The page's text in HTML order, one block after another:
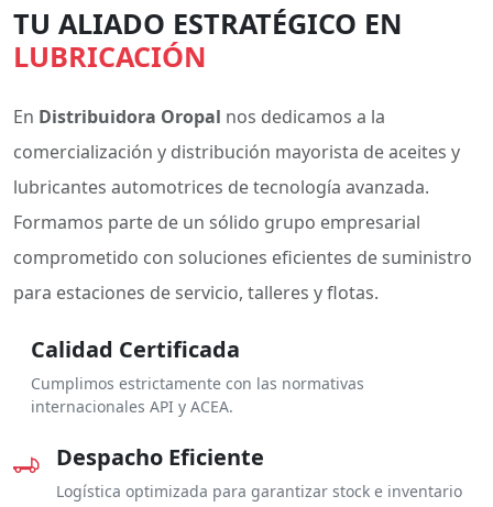
TU ALIADO ESTRATÉGICO EN
LUBRICACIÓN
En Distribuidora Oropal nos dedicamos a la
comercialización y distribución mayorista de aceites y
lubricantes automotrices de tecnología avanzada.
Formamos parte de un sólido grupo empresarial
comprometido con soluciones eficientes de suministro
para estaciones de servicio, talleres y flotas.
Calidad Certificada
Cumplimos estrictamente con las normativas
internacionales API y ACEA.
Despacho Eficiente
Logística optimizada para garantizar stock e inventario